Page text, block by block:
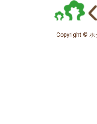
Copyright © ホ